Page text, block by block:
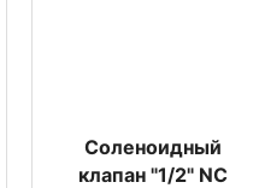
Соленоидный
клапан "1/2" NC